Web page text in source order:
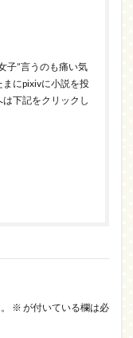
子”言うのも痛い気
にpixivに小説を投
下記をクリックし
※ が付いている欄は必